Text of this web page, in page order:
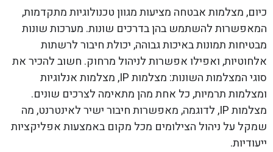
כיום, מצלמות אבטחה מציעות מגוון טכנולוגיות מתקדמות,
המאפשרות להשתמש בהן בדרכים שונות. מערכות שונות
מבטיחות תמונות באיכות גבוהה, יכולת חיבור לרשתות
אלחוטיות, ואפילו אפשרות לניהול מרחוק. חשוב להכיר את
סוגי המצלמות השונות: מצלמות IP, מצלמות אנלוגיות
ומצלמות תרמיות, כל אחת מהן מתאימה לצרכים שונים.
מצלמות IP, לדוגמה, מאפשרות חיבור ישיר לאינטרנט, מה
שמקל על ניהול הצילומים מכל מקום באמצעות אפליקציות
ייעודיות.